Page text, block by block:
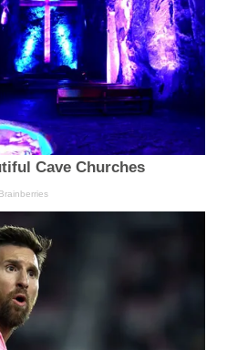
Cave Churches
Brainberries